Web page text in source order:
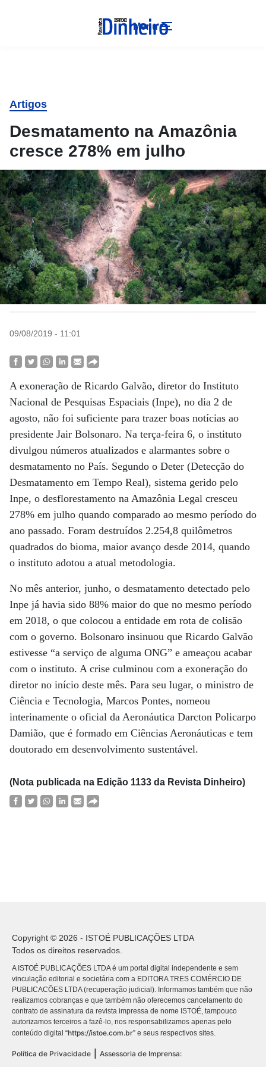
Menu
Artigos
Desmatamento na Amazônia
cresce 278% em julho
09/08/2019 - 11:01
A exoneração de Ricardo Galvão, diretor do Instituto
Nacional de Pesquisas Espaciais (Inpe), no dia 2 de
agosto, não foi suficiente para trazer boas notícias ao
presidente Jair Bolsonaro. Na terça-feira 6, o instituto
divulgou números atualizados e alarmantes sobre o
desmatamento no País. Segundo o Deter (Detecção do
Desmatamento em Tempo Real), sistema gerido pelo
Inpe, o desflorestamento na Amazônia Legal cresceu
278% em julho quando comparado ao mesmo período do
ano passado. Foram destruídos 2.254,8 quilômetros
quadrados do bioma, maior avanço desde 2014, quando
o instituto adotou a atual metodologia.
No mês anterior, junho, o desmatamento detectado pelo
Inpe já havia sido 88% maior do que no mesmo período
em 2018, o que colocou a entidade em rota de colisão
com o governo. Bolsonaro insinuou que Ricardo Galvão
estivesse “a serviço de alguma ONG” e ameaçou acabar
com o instituto. A crise culminou com a exoneração do
diretor no início deste mês. Para seu lugar, o ministro de
Ciência e Tecnologia, Marcos Pontes, nomeou
interinamente o oficial da Aeronáutica Darcton Policarpo
Damião, que é formado em Ciências Aeronáuticas e tem
doutorado em desenvolvimento sustentável.
(Nota publicada na Edição 1133 da Revista Dinheiro)
Copyright © 2026 - ISTOÉ PUBLICAÇÕES LTDA
Todos os direitos reservados.
A ISTOÉ PUBLICAÇÕES LTDA é um portal digital independente e sem
vinculação editorial e societária com a EDITORA TRES COMÉRCIO DE
PUBLICACÕES LTDA (recuperação judicial). Informamos também que não
realizamos cobranças e que também não oferecemos cancelamento do
contrato de assinatura da revista impressa de nome ISTOÉ, tampouco
autorizamos terceiros a fazê-lo, nos responsabilizamos apenas pelo
conteúdo digital “https://istoe.com.br” e seus respectivos sites.
Política de Privacidade
Assessoria de Imprensa: